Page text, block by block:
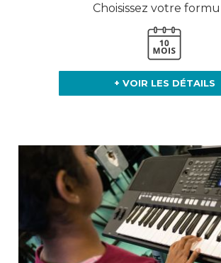
Choisissez votre
+ VOIR LES DÉTAILS